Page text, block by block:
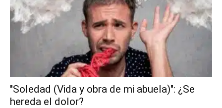
"Soledad (Vida y obra de mi abuela)": ¿Se
hereda el dolor?